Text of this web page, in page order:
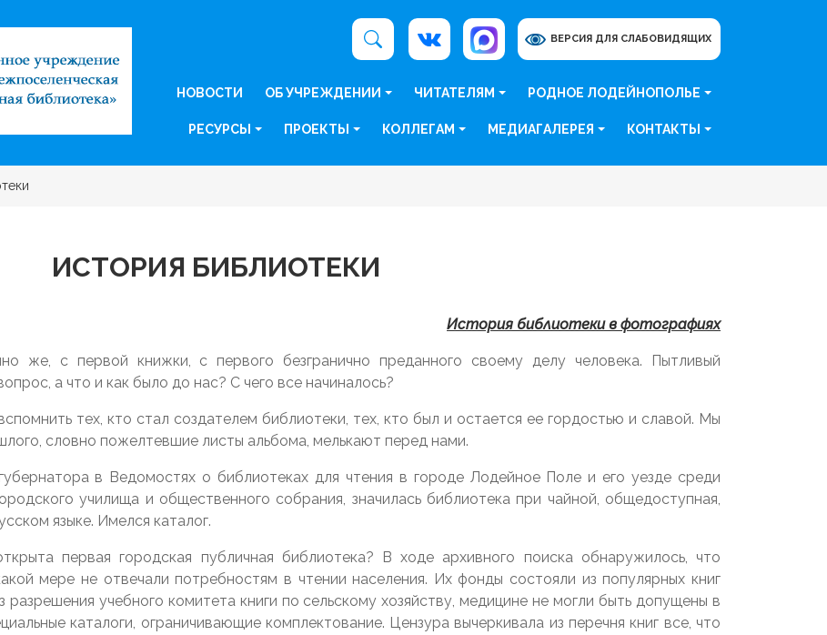
ВЕРСИЯ ДЛЯ СЛАБОВИДЯЩИХ
НОВОСТИ ОБ УЧРЕЖДЕНИИ ЧИТАТЕЛЯМ РОДНОЕ ЛОДЕЙНОПОЛЬЕ
РЕСУРСЫ ПРОЕКТЫ КОЛЛЕГАМ МЕДИАГАЛЕРЕЯ КОНТАКТЫ
ИСТОРИЯ БИБЛИОТЕКИ
История библиотеки в фотографиях
же, с первой книжки, с первого безгранично преданного своему делу человека. Пытливый
а что и как было до нас? С чего все начиналось?
тех, кто стал создателем библиотеки, тех, кто был и остается ее гордостью и славой. Мы
словно пожелтевшие листы альбома, мелькают перед нами.
в Ведомостях о библиотеках для чтения в городе Лодейное Поле и его уезде среди
училища и общественного собрания, значилась библиотека при чайной, общедоступная,
языке. Имелся каталог.
первая городская публичная библиотека? В ходе архивного поиска обнаружилось, что
мере не отвечали потребностям в чтении населения. Их фонды состояли из популярных книг
учебного комитета книги по сельскому хозяйству, медицине не могли быть допущены в
каталоги, ограничивающие комплектование. Цензура вычеркивала из перечня книг все, что